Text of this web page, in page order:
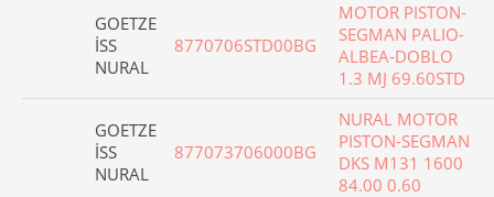
GOETZE
İSS
NURAL
8770706STD00BG
MOTOR PISTON-
SEGMAN PALIO-
ALBEA-DOBLO
1.3 MJ 69.60STD
GOETZE
İSS
NURAL
877073706000BG
NURAL MOTOR
PISTON-SEGMAN
DKS M131 1600
84.00 0.60